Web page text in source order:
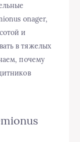
onager,
и
в тяжелых
почему